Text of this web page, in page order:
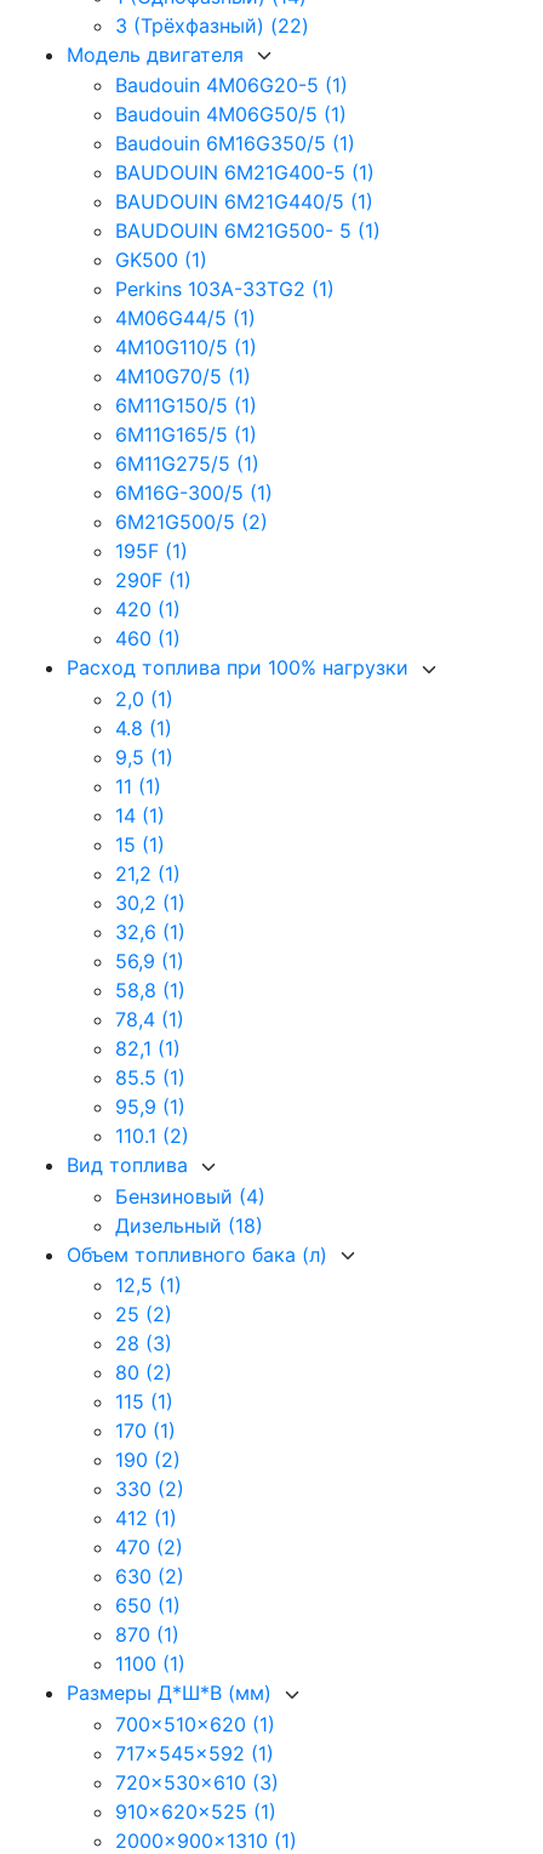
3 (Трёхфазный) (22)
Модель двигателя
Baudouin 4M06G20-5 (1)
Baudouin 4M06G50/5 (1)
Baudouin 6M16G350/5 (1)
BAUDOUIN 6M21G400-5 (1)
BAUDOUIN 6M21G440/5 (1)
BAUDOUIN 6M21G500- 5 (1)
GK500 (1)
Perkins 103A-33TG2 (1)
4M06G44/5 (1)
4M10G110/5 (1)
4M10G70/5 (1)
6M11G150/5 (1)
6M11G165/5 (1)
6M11G275/5 (1)
6M16G-300/5 (1)
6M21G500/5 (2)
195F (1)
290F (1)
420 (1)
460 (1)
Расход топлива при 100% нагрузки
2,0 (1)
4.8 (1)
9,5 (1)
11 (1)
14 (1)
15 (1)
21,2 (1)
30,2 (1)
32,6 (1)
56,9 (1)
58,8 (1)
78,4 (1)
82,1 (1)
85.5 (1)
95,9 (1)
110.1 (2)
Вид топлива
Бензиновый (4)
Дизельный (18)
Объем топливного бака (л)
12,5 (1)
25 (2)
28 (3)
80 (2)
115 (1)
170 (1)
190 (2)
330 (2)
412 (1)
470 (2)
630 (2)
650 (1)
870 (1)
1100 (1)
Размеры Д*Ш*В (мм)
700x510x620 (1)
717x545x592 (1)
720x530x610 (3)
910x620x525 (1)
2000x900x1310 (1)